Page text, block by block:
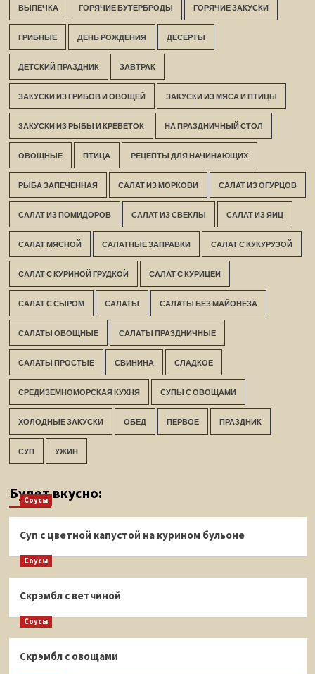
ВЫПЕЧКА ГОРЯЧИЕ БУТЕРБРОДЫ ГОРЯЧИЕ ЗАКУСКИ
ГРИБНЫЕ ДЕНЬ РОЖДЕНИЯ ДЕСЕРТЫ
ДЕТСКИЙ ПРАЗДНИК ЗАВТРАК
ЗАКУСКИ ИЗ ГРИБОВ И ОВОЩЕЙ ЗАКУСКИ ИЗ МЯСА И ПТИЦЫ
ЗАКУСКИ ИЗ РЫБЫ И КРЕВЕТОК НА ПРАЗДНИЧНЫЙ СТОЛ
ОВОЩНЫЕ ПТИЦА РЕЦЕПТЫ ДЛЯ НАЧИНАЮЩИХ
РЫБА ЗАПЕЧЕННАЯ САЛАТ ИЗ МОРКОВИ САЛАТ ИЗ ОГУРЦОВ
САЛАТ ИЗ ПОМИДОРОВ САЛАТ ИЗ СВЕКЛЫ САЛАТ ИЗ ЯИЦ
САЛАТ МЯСНОЙ САЛАТНЫЕ ЗАПРАВКИ САЛАТ С КУКУРУЗОЙ
САЛАТ С КУРИНОЙ ГРУДКОЙ САЛАТ С КУРИЦЕЙ
САЛАТ С СЫРОМ САЛАТЫ САЛАТЫ БЕЗ МАЙОНЕЗА
САЛАТЫ ОВОЩНЫЕ САЛАТЫ ПРАЗДНИЧНЫЕ
САЛАТЫ ПРОСТЫЕ СВИНИНА СЛАДКОЕ
СРЕДИЗЕМНОМОРСКАЯ КУХНЯ СУПЫ С ОВОЩАМИ
ХОЛОДНЫЕ ЗАКУСКИ ОБЕД ПЕРВОЕ ПРАЗДНИК
СУП УЖИН
Будет вкусно:
Соусы
Суп с цветной капустой на курином бульоне
Соусы
Скрэмбл с ветчиной
Соусы
Скрэмбл с овощами